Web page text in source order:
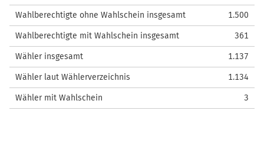
Wahlberechtigte ohne Wahlschein insgesamt 1.500
Wahlberechtigte mit Wahlschein insgesamt 361
Wähler insgesamt 1.137
Wähler laut Wählerverzeichnis 1.134
Wähler mit Wahlschein 3